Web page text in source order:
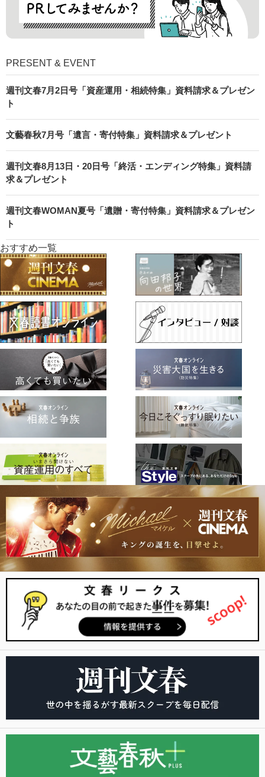
PRESENT & EVENT
週刊文春7月2日号「資産運用・相続特集」資料請求＆プレゼン
ト
文藝春秋7月号「遺言・寄付特集」資料請求＆プレゼント
週刊文春8月13日・20日号「終活・エンディング特集」資料請
求＆プレゼント
週刊文春WOMAN夏号「遺贈・寄付特集」資料請求＆プレゼン
ト
おすすめ一覧